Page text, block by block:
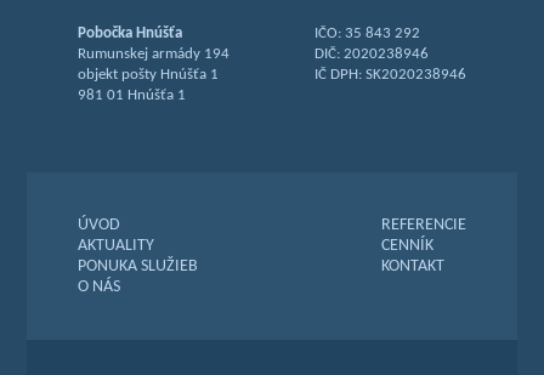
Pobočka Hnúšťa
Rumunskej armády 194
objekt pošty Hnúšťa 1
981 01 Hnúšťa 1
IČO: 35 843 292
DIČ: 2020238946
IČ DPH: SK2020238946
ÚVOD
AKTUALITY
PONUKA SLUŽIEB
O NÁS
REFERENCIE
CENNÍK
KONTAKT